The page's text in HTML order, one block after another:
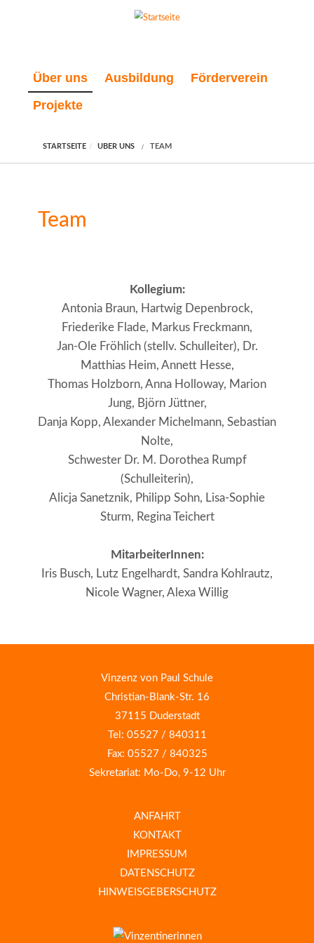
Über uns Ausbildung
Förderverein
Projekte
STARTSEITE ÜBER UNS TEAM
Team
Kollegium:
Antonia Braun, Hartwig Depenbrock,
Friederike Flade, Markus Freckmann,
Jan-Ole Fröhlich (stellv. Schulleiter), Dr.
Matthias Heim, Annett Hesse,
Thomas Holzborn, Anna Holloway, Marion
Jung, Björn Jüttner,
Danja Kopp, Alexander Michelmann, Sebastian
Nolte,
Schwester Dr. M. Dorothea Rumpf
(Schulleiterin),
Alicja Sanetznik, Philipp Sohn, Lisa-Sophie
Sturm, Regina Teichert
MitarbeiterInnen:
Iris Busch, Lutz Engelhardt, Sandra Kohlrautz,
Nicole Wagner, Alexa Willig
Vinzenz von Paul Schule
Christian-Blank-Str. 16
37115 Duderstadt
Tel: 05527 / 840311
Fax: 05527 / 840325
Sekretariat: Mo-Do, 9-12 Uhr
ANFAHRT
KONTAKT
IMPRESSUM
DATENSCHUTZ
HINWEISGEBERSCHUTZ